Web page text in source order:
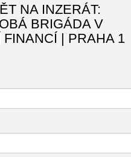
NA INZERÁT:
BRIGÁDA V
FINANCÍ | PRAHA 1